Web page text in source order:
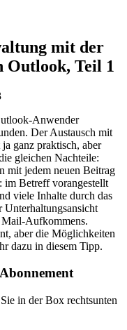
mit der
Outlook, Teil 1
Anwender
Der Austausch mit
ganz praktisch, aber
gleichen Nachteile:
mit jedem neuen Beitrag
im Betreff vorangestellt
viele Inhalte durch das
Aufkommens.
aber die Möglichkeiten
dazu in diesem Tipp.
in der Box rechtsunten